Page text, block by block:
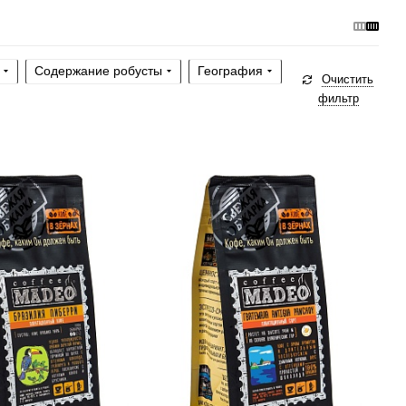
Содержание робусты География
Очистить
фильтр
пресс, фильтр
средняя
кислинки
с коньяком,
3 4 5 6
2/6
3 4 5 6
5/6
3 4 5 6
6/6
3 4 5 6
5/6
пресс, фильтр
Степень обжарки средняя
По кислинке с кислинкой
Обработка мытый
Содержание арабики
Профиль табачный, пряности, тёмный
шоколад
Кислинка
1
3 4 5 6
2/6
Горчинка
1 2 3 4 5 6
3/6
Плотность
1
3 4 5 6
4/6
Крепость
1 2 3 4 5 6
5/6